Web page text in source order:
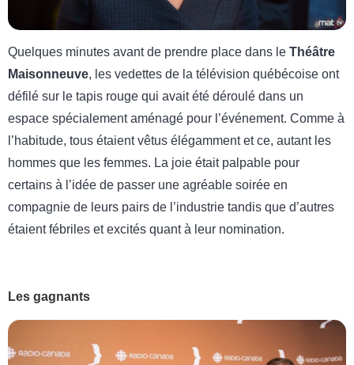
Quelques minutes avant de prendre place dans le Théâtre
Maisonneuve, les vedettes de la télévision québécoise ont
défilé sur le tapis rouge qui avait été déroulé dans un
espace spécialement aménagé pour l’événement. Comme à
l’habitude, tous étaient vêtus élégamment et ce, autant les
hommes que les femmes. La joie était palpable pour
certains à l’idée de passer une agréable soirée en
compagnie de leurs pairs de l’industrie tandis que d’autres
étaient fébriles et excités quant à leur nomination.
Les gagnants